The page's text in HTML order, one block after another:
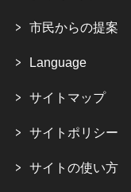
市民からの提案
Language
サイトマップ
サイトポリシー
サイトの使い方